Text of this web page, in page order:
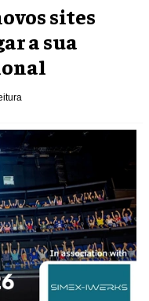
sites
a sua